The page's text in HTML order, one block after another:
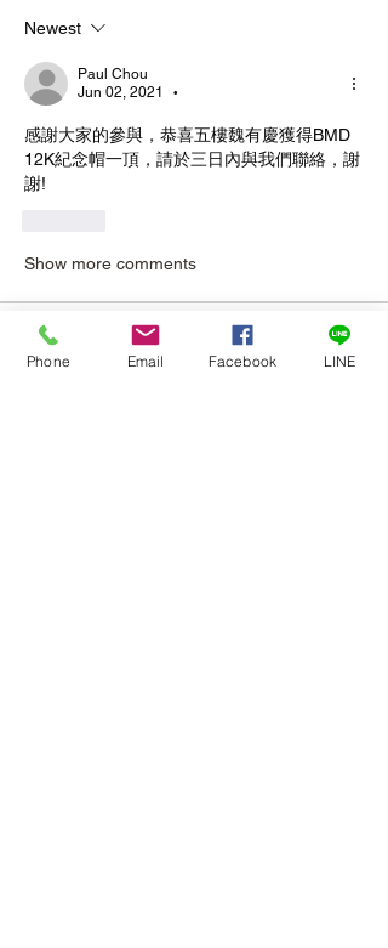
Newest
Paul Chou
Jun 02, 2021
•
感謝大家的參與，恭喜五樓魏有慶獲得BMD
12K紀念帽一頂，請於三日內與我們聯絡，謝
謝!
Show more comments
關於
會員服務區僅提供網站、購物...等通用
Phone Email Facebook LINE